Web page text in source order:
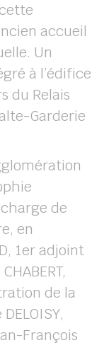
accueil
Un
à l’édifice
du Relais
Garderie
de
en
1er adjoint
de la
François